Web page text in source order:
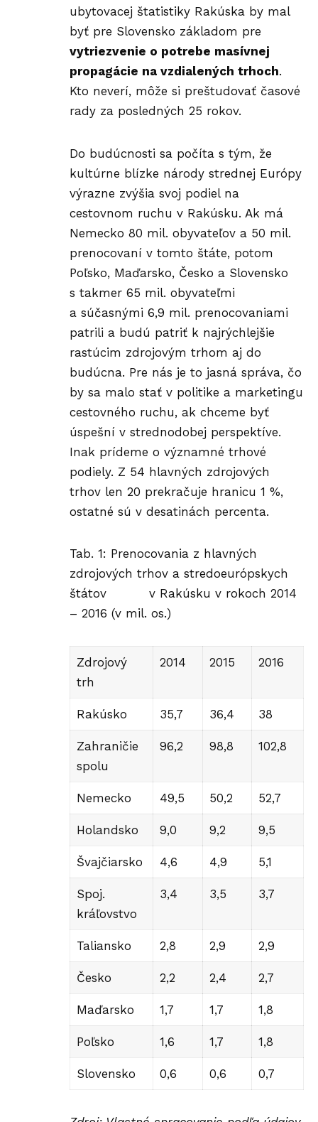
ubytovacej štatistiky Rakúska by mal
byť pre Slovensko základom pre
vytriezvenie o potrebe masívnej
propagácie na vzdialených trhoch.
Kto neverí, môže si preštudovať časové
rady za posledných 25 rokov.
Do budúcnosti sa počíta s tým, že
kultúrne blízke národy strednej Európy
výrazne zvýšia svoj podiel na
cestovnom ruchu v Rakúsku. Ak má
Nemecko 80 mil. obyvateľov a 50 mil.
prenocovaní v tomto štáte, potom
Poľsko, Maďarsko, Česko a Slovensko
s takmer 65 mil. obyvateľmi
a súčasnými 6,9 mil. prenocovaniami
patrili a budú patriť k najrýchlejšie
rastúcim zdrojovým trhom aj do
budúcna. Pre nás je to jasná správa, čo
by sa malo stať v politike a marketingu
cestovného ruchu, ak chceme byť
úspešní v strednodobej perspektíve.
Inak prídeme o významné trhové
podiely. Z 54 hlavných zdrojových
trhov len 20 prekračuje hranicu 1 %,
ostatné sú v desatinách percenta.
Tab. 1: Prenocovania z hlavných
zdrojových trhov a stredoeurópskych
štátov v Rakúsku v rokoch 2014
– 2016 (v mil. os.)
Zdrojový
trh
2014 2015 2016
Rakúsko 35,7 36,4 38
Zahraničie
spolu
96,2 98,8 102,8
Nemecko 49,5 50,2 52,7
Holandsko 9,0 9,2 9,5
Švajčiarsko 4,6 4,9 5,1
Spoj.
kráľovstvo
3,4 3,5 3,7
Taliansko 2,8 2,9 2,9
Česko 2,2 2,4 2,7
Maďarsko 1,7 1,7 1,8
Poľsko 1,6 1,7 1,8
Slovensko 0,6 0,6 0,7